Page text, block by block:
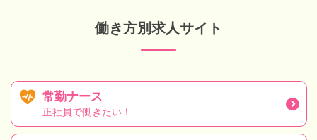
働き方別求人サイト
常勤ナース
正社員で働きたい！